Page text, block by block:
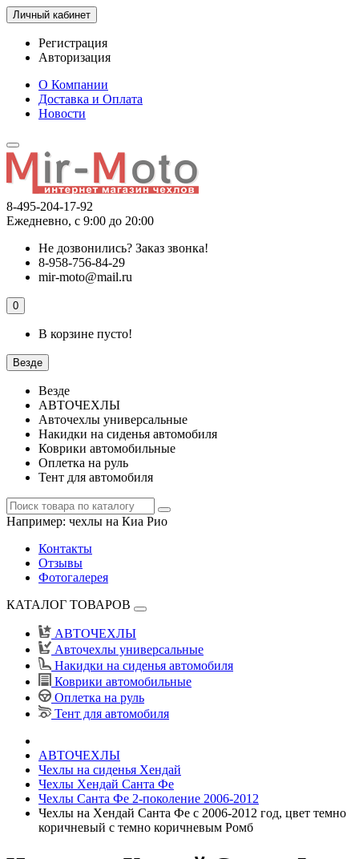
Личный кабинет
Регистрация
Авторизация
О Компании
Доставка и Оплата
Новости
8-495-204-17-92
Ежедневно, с 9:00 до 20:00
Не дозвонились? Заказ звонка!
8-958-756-84-29
mir-moto@mail.ru
0
В корзине пусто!
Везде
Везде
АВТОЧЕХЛЫ
Авточехлы универсальные
Накидки на сиденья автомобиля
Коврики автомобильные
Оплетка на руль
Тент для автомобиля
Например: чехлы на Киа Рио
Контакты
Отзывы
Фотогалерея
КАТАЛОГ ТОВАРОВ
АВТОЧЕХЛЫ
Авточехлы универсальные
Накидки на сиденья автомобиля
Коврики автомобильные
Оплетка на руль
Тент для автомобиля
АВТОЧЕХЛЫ
Чехлы на сиденья Хендай
Чехлы Хендай Санта Фе
Чехлы Санта Фе 2-поколение 2006-2012
Чехлы на Хендай Санта Фе с 2006-2012 год, цвет темно
коричневый с темно коричневым Ромб